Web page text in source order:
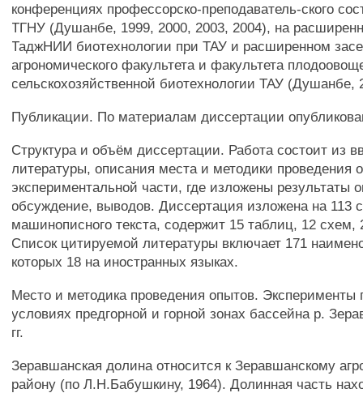
конференциях профессорско-преподаватель-ского
ТГНУ (Душанбе, 1999, 2000, 2003, 2004), на
ТаджНИИ биотехнологии при ТАУ и расширенном
агрономического факультета и факультета
сельскохозяйственной биотехнологии ТАУ (Душанбе,
Публикации. По материалам диссертации
Структура и объём диссертации. Работа состоит из
литературы, описания места и методики проведения
экспериментальной части, где изложены результаты
обсуждение, выводов. Диссертация изложена на 113
машинописного текста, содержит 15 таблиц, 12 схем,
Список цитируемой литературы включает 171
которых 18 на иностранных языках.
Место и методика проведения опытов. Эксперименты
условиях предгорной и горной зонах бассейна р.
гг.
Зеравшанская долина относится к Зеравшанскому
району (по Л.Н.Бабушкину, 1964). Долинная часть